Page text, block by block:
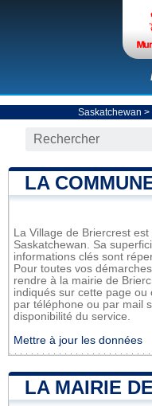
Saskatchewan >
LA
La Village de Briercrest
Saskatchewan. Sa
informations clés sont
Pour toutes vos
rendre à la mairie de
indiqués sur cette page
par téléphone ou par mail
disponibilité du service.
Mettre à jour les données
LA MAIRIE